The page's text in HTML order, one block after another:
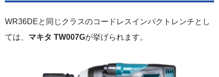
WR36DEと同じクラスのコードレスインパクトレンチとし
ては、 マキタ TW007Gが挙げられます。